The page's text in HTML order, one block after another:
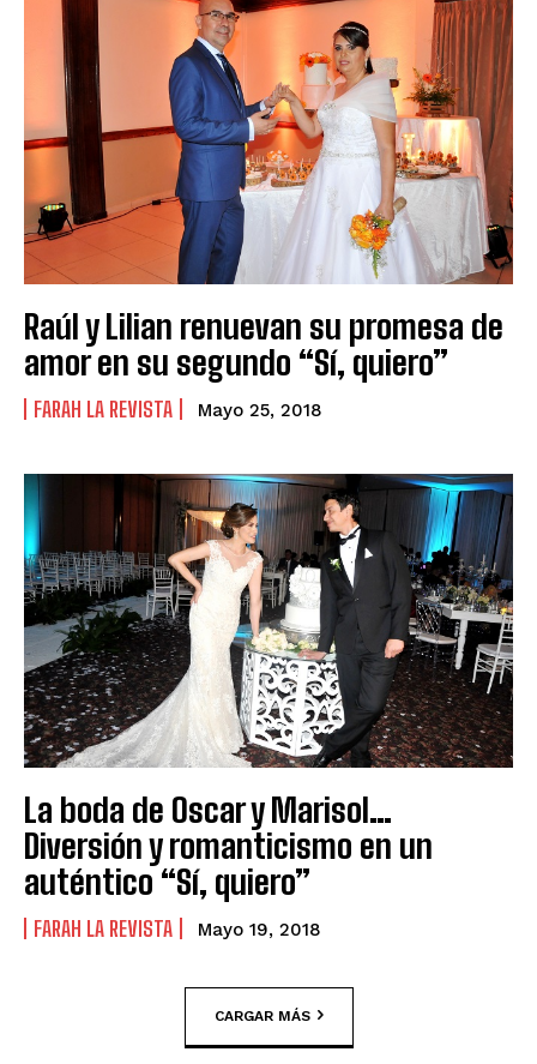
Raúl y Lilian renuevan su promesa de
amor en su segundo “Sí, quiero”
FARAH LA REVISTA Mayo 25, 2018
La boda de Oscar y Marisol…
Diversión y romanticismo en un
auténtico “Sí, quiero”
FARAH LA REVISTA Mayo 19, 2018
CARGAR MÁS